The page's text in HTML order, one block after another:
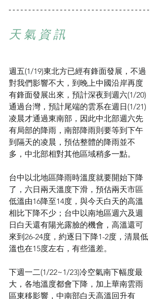
天 氣 資 訊
週五(1/19)東北方已經有鋒面發展，不過
對我們影響不大，到晚上中國沿岸再度
有鋒面發展出來，預計深夜到週六(1/20)
通過台灣，預計尾端的雲系在週日(1/21)
凌晨才通過東南部，因此中北部週六先
有局部的降雨，南部降雨則要等到下午
到隔天的凌晨，預估整體的降雨並不
多，中北部相對其他區域稍多一點。
台中以北地區降雨時溫度就要開始下降
了，六日兩天溫度下滑，預估兩天市區
低溫由16降至14度，與今天白天的高溫
相比下降不少；台中以南地區週六及週
日白天還有陽光露臉的機會，高溫還可
來到26-24度，約逐日下降1-2度，清晨低
溫也在15度左右，有些溫差。
下週一二(1/22~1/23)冷空氣南下幅度最
大，各地溫度都會下降，加上華南雲雨
區東移影響，中南部白天高溫回升有